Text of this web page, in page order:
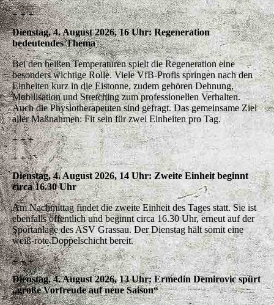
+ + +
Dienstag, 4. August 2026, 16 Uhr: Regeneration
bedeutendes Thema
Bei den heißen Temperaturen spielt die Regeneration eine
besonders wichtige Rolle. Viele VfB-Profis springen nach den
Einheiten kurz in die Eistonne, zudem gehören Dehnung,
Mobilisation und Stretching zum professionellen Verhalten.
Auch die Physiotherapeuten sind gefragt. Das gemeinsame Ziel
aller Maßnahmen: Fit sein für zwei Einheiten pro Tag.
+ + +
+ + +
Dienstag, 4. August 2026, 14 Uhr: Zweite Einheit beginnt
circa 16.30 Uhr
Am Nachmittag findet die zweite Einheit des Tages statt. Sie ist
ebenfalls öffentlich und beginnt circa 16.30 Uhr, erneut auf der
Sportanlage des ASV Grassau. Der Dienstag hält somit eine
weiß-rote Doppelschicht bereit.
+ + +
Dienstag, 4. August 2026, 13 Uhr: Ermedin Demirovic spürt
„große Vorfreude auf neue Saison“